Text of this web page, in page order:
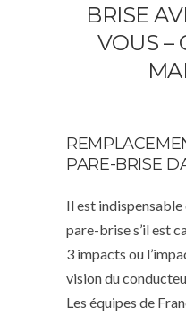
BRISE
VOUS –
PARE-BRISE
Il est
pare-brise s’il est
3 impacts ou
vision du
Les équipes de